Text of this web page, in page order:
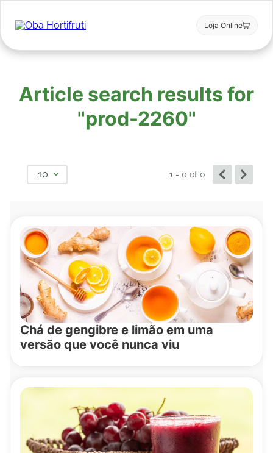
Loja Online
Article search results for
"prod-2260"
10 1 - 0of 0
Chá de gengibre e limão em uma
versão que você nunca viu